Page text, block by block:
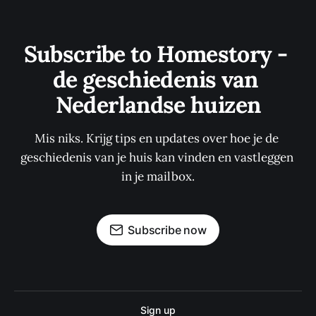
Subscribe to Homestory -
de geschiedenis van
Nederlandse huizen
Mis niks. Krijg tips en updates over hoe je de
geschiedenis van je huis kan vinden en vastleggen
in je mailbox.
Subscribe now
Sign up